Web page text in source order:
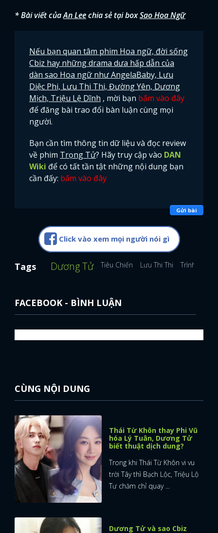
* Bài viết củaAn Leechia sẻ tại boxSao Hoa Ngữ
Nếu bạn quan tâm phim Hoa ngữ, đời sống
Cbiz hay những drama dưa hấp dẫn của
dàn sao Hoa ngữ như AngelaBaby, Lưu
Diệc Phi, Lưu Thi Thi, Đường Yên, Dương
Mịch, Triệu Lệ Dĩnh , mời bạn bấm vào đây
để đăng bài trao đổi bàn luận cùng mọi
người.
Bạn cần tìm thông tin dữ liệu và đọc review
về phim Trọng Tử? Hãy truy cập vào DAN
Wiki để có tất tần tật những nội dung bạn
cần đấy: bấm vào đây
Gửi bài
Click vào xem mọi người nói gì
Tags Dương Tử Tiêu Chiến Lưu Thi Thi Trình Tiêu
FACEBOOK - BÌNH LUẬN
CÙNG NỘI DUNG
Thái Từ Khôn thay Phi Vũ
hóa Lý Tuân, Dương Tử
biết thuật dịch dung?
Trong khi Thái Từ Khôn vi vu
trời Tây thì Bạch Lộc, Triệu Lộ
Tư chăm chỉ quay ...
Dương Tử và sao Cbiz